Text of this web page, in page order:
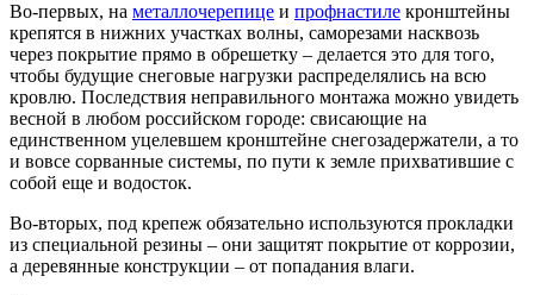
Во-первых, на металлочерепице и профнастиле кронштейны
крепятся в нижних участках волны, саморезами насквозь
через покрытие прямо в обрешетку – делается это для того,
чтобы будущие снеговые нагрузки распределялись на всю
кровлю. Последствия неправильного монтажа можно увидеть
весной в любом российском городе: свисающие на
единственном уцелевшем кронштейне снегозадержатели, а то
и вовсе сорванные системы, по пути к земле прихватившие с
собой еще и водосток.
Во-вторых, под крепеж обязательно используются прокладки
из специальной резины – они защитят покрытие от коррозии,
а деревянные конструкции – от попадания влаги.